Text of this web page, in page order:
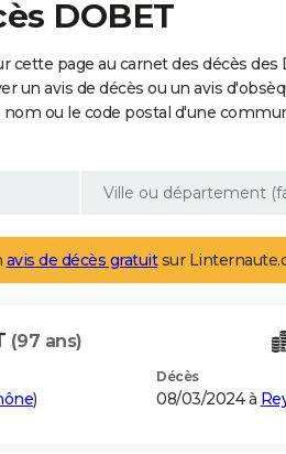
DOBET
cette page au carnet des décès des
un avis de décès ou un avis
ou le code postal d'une
avis de décès gratuitsur
(97 ans)
)
Décès
08/03/2024 à